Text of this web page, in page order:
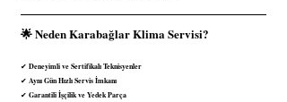
🌟 Neden Karabağlar Klima Servisi?
✔ Deneyimli ve Sertifikalı Teknisyenler
✔ Aynı Gün Hızlı Servis İmkanı
✔ Garantili İşçilik ve Yedek Parça